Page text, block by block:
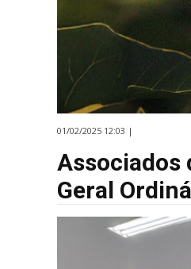
01/02/2025 12:03 |
Associados
Geral